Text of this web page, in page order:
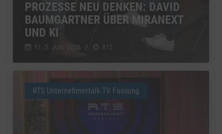
PROZESSE NEU DENKEN: DAVID
BAUMGARTNER ÜBER MIRANEXT
UND KI
Fr., 5. Juni. 2026 // 815
RTS Unternehmertalk TV Fassung